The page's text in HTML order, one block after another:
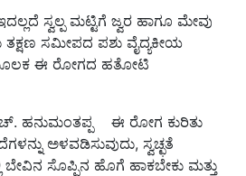
ಸ್ವಲ್ಪ ಮಟ್ಟಿಗೆ ಜ್ವರ ಹಾಗೂ ಮೇವು
ತಕ್ಷಣ ಸಮೀಪದ ಪಶು ವೈದ್ಯಕೀಯ
ಮೂಲಕ ಈ ರೋಗದ ಹತೋಟಿ
ಹನುಮಂತಪ್ಪ ಈ ರೋಗ ಕುರಿತು
ಅಳವಡಿಸುವುದು, ಸ್ವಚ್ಛತೆ
ಬೇವಿನ ಸೊಪ್ಪಿನ ಹೊಗೆ ಹಾಕಬೇಕು ಮತ್ತು